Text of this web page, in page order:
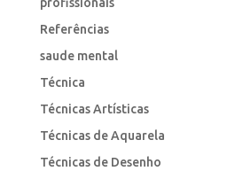
profissionais
Referências
saude mental
Técnica
Técnicas Artísticas
Técnicas de Aquarela
Técnicas de Desenho